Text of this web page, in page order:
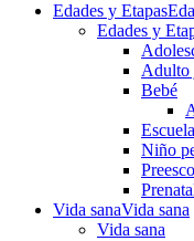
Edades y Etapas
Edades y
Adulto
Bebé
Niño
Vida sanaVida sana
Vida sana